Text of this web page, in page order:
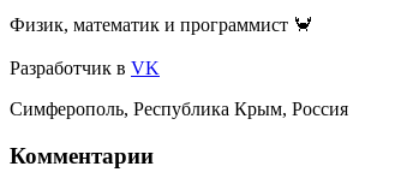
Физик, математик и программист 🦀
Разработчик в VK
Симферополь, Республика Крым, Россия
Комментарии